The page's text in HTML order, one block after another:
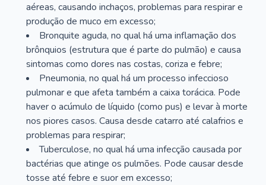
aéreas, causando inchaços, problemas para respirar e
produção de muco em excesso;
Bronquite aguda, no qual há uma inflamação dos
brônquios (estrutura que é parte do pulmão) e causa
sintomas como dores nas costas, coriza e febre;
Pneumonia, no qual há um processo infeccioso
pulmonar e que afeta também a caixa torácica. Pode
haver o acúmulo de líquido (como pus) e levar à morte
nos piores casos. Causa desde catarro até calafrios e
problemas para respirar;
Tuberculose, no qual há uma infecção causada por
bactérias que atinge os pulmões. Pode causar desde
tosse até febre e suor em excesso;